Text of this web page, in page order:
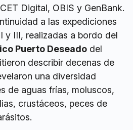
Digital, OBIS y GenBank.
a las expediciones
y III, realizadas a bordo del
Puerto Deseado del
describir decenas de
una diversidad
de aguas frías, moluscos,
crustáceos, peces de